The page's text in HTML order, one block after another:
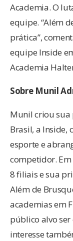
Academia. O
equipe. “Além
prática”,
equipe Inside
Academia
Sobre Munil
Munil criou sua
Brasil, a Inside,
esporte e
competidor.
8 filiais e sua
Além de
academias em
público alvo
interesse